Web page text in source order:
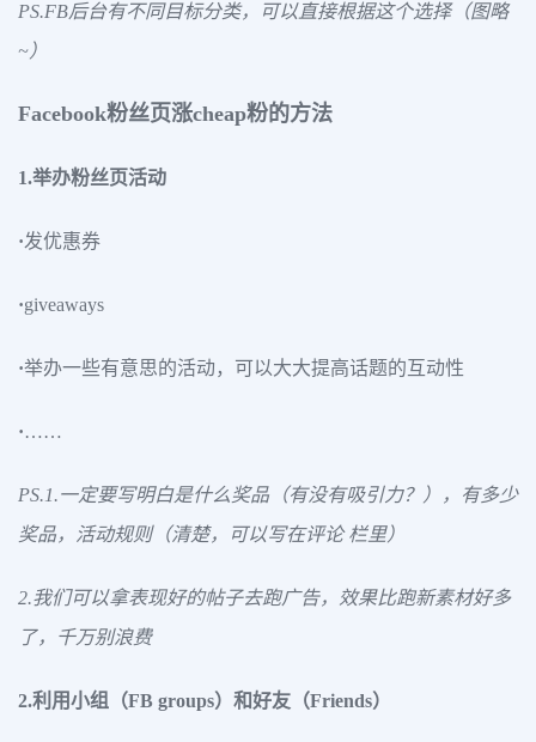
PS.FB后台有不同目标分类，可以直接根据这个选择（图略
~）
Facebook粉丝页涨cheap粉的方法
1.举办粉丝页活动
·发优惠券
·giveaways
·举办一些有意思的活动，可以大大提高话题的互动性
·……
PS.1.一定要写明白是什么奖品（有没有吸引力？），有多少
奖品，活动规则（清楚，可以写在评论 栏里）
2.我们可以拿表现好的帖子去跑广告，效果比跑新素材好多
了，千万别浪费
2.利用小组（FB groups）和好友（Friends）